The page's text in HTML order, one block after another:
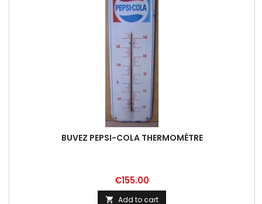
BUVEZ PEPSI-COLA THERMOMÈTRE
Price
€155.00
 Add to cart